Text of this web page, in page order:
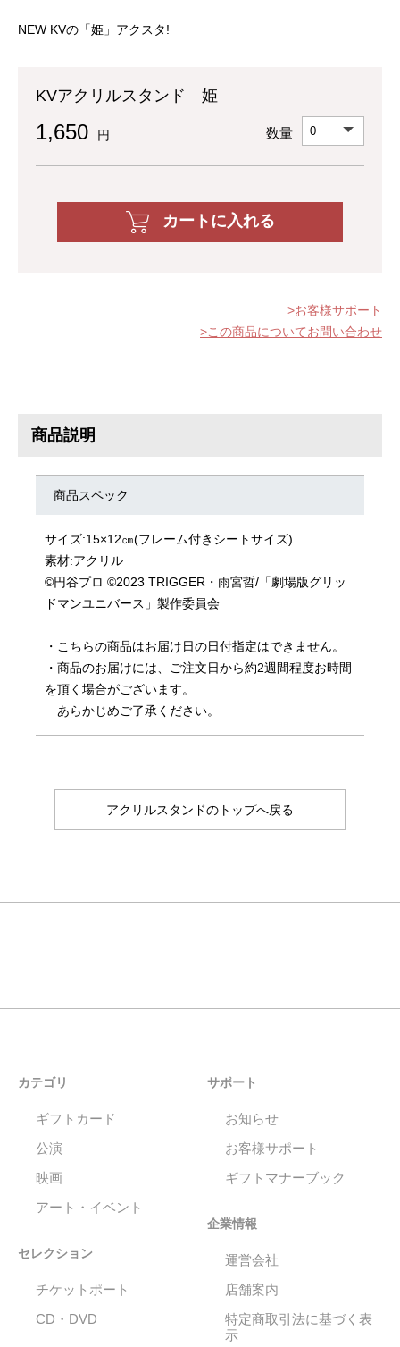
NEW KVの「姫」アクスタ!
KVアクリルスタンド 姫
1,650 円 数量
カートに入れる
お客様サポート
この商品についてお問い合わせ
商品説明
商品スペック
サイズ:15×12㎝(フレーム付きシートサイズ)
素材:アクリル
©円谷プロ ©2023 TRIGGER・雨宮哲/「劇場版グリッ
ドマンユニバース」製作委員会
・こちらの商品はお届け日の日付指定はできません。
・商品のお届けには、ご注文日から約2週間程度お時間
を頂く場合がございます。
あらかじめご了承ください。
アクリルスタンドのトップへ戻る
カテゴリ
ギフトカード
公演
映画
アート・イベント
セレクション
チケットポート
CD・DVD
サポート
お知らせ
お客様サポート
ギフトマナーブック
企業情報
運営会社
店舗案内
特定商取引法に基づく表
示